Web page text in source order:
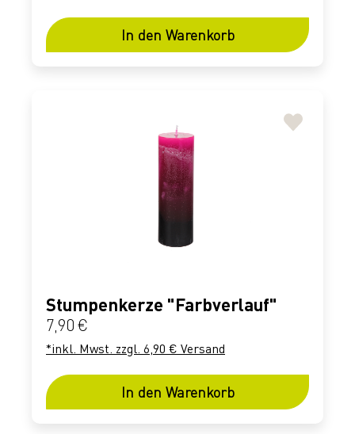
In den Warenkorb
Stumpenkerze "Farbverlauf"
Regulärer Preis:
7,90 €
*inkl. Mwst. zzgl. 6,90 € Versand
In den Warenkorb